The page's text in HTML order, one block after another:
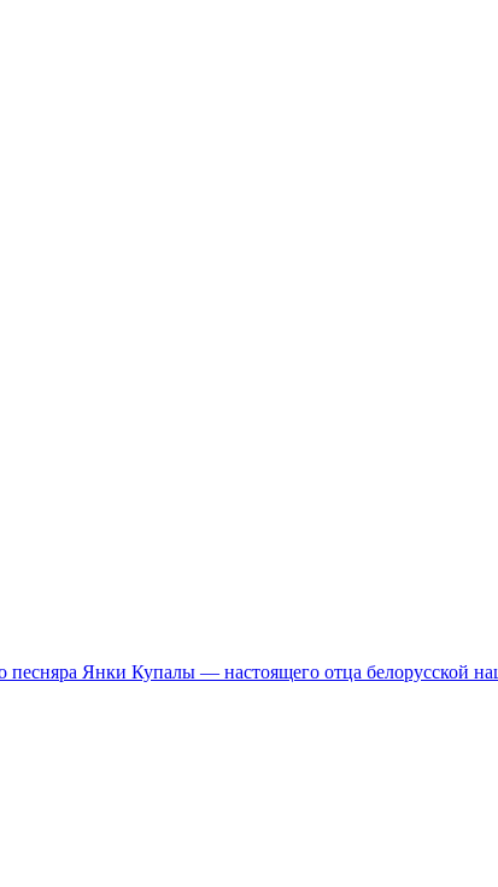
песняра Янки Купалы — настоящего отца белорусской